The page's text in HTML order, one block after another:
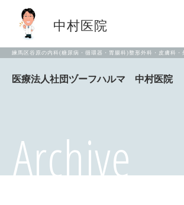
練馬区谷原の内科(糖尿病・循環器・胃腸科)整形外科・皮膚科・
中村医院
Archive
医療法人社団ヅーフハルマ 中村医院